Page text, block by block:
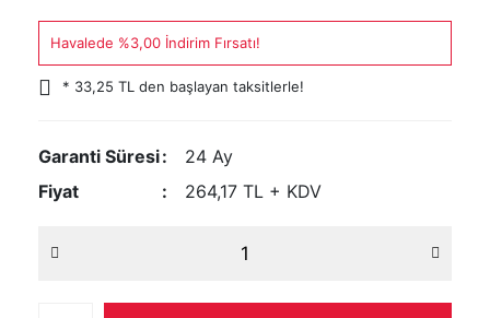
Havalede %3,00 İndirim Fırsatı!
* 33,25 TL den başlayan taksitlerle!
Garanti Süresi
24 Ay
Fiyat
264,17 TL + KDV